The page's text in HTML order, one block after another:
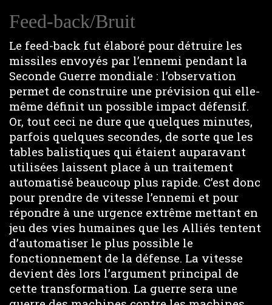
Feed-back/Bruit
Le feed-back fut élaboré pour détruire les
missiles envoyés par l’ennemi pendant la
Seconde Guerre mondiale : l’observation
permet de construire une prévision qui elle-
même définit un possible impact défensif.
Or, tout ceci ne dure que quelques minutes,
parfois quelques secondes, de sorte que les
tables balistiques qui étaient auparavant
utilisées laissent place à un traitement
automatisé beaucoup plus rapide. C’est donc
pour prendre de vitesse l’ennemi et pour
répondre à une urgence extrême mettant en
jeu des vies humaines que les Alliés tentent
d’automatiser le plus possible le
fonctionnement de la défense. La vitesse
devient dès lors l’argument principal de
cette transformation. La guerre sera une